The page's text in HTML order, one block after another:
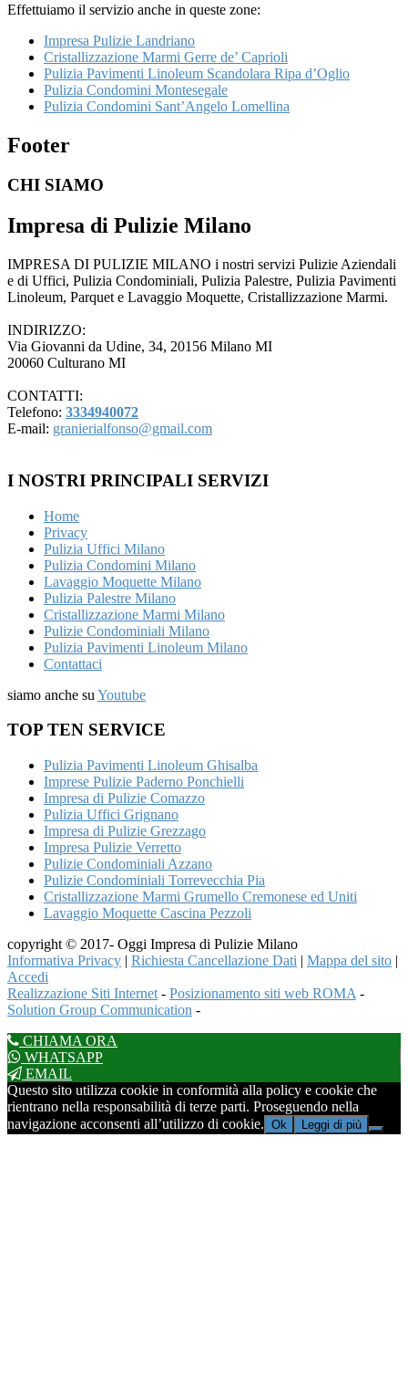
Effettuiamo il servizio anche in queste zone:
Impresa Pulizie Landriano
Cristallizzazione Marmi Gerre de’ Caprioli
Pulizia Pavimenti Linoleum Scandolara Ripa d’Oglio
Pulizia Condomini Montesegale
Pulizia Condomini Sant’Angelo Lomellina
Footer
CHI SIAMO
Impresa di Pulizie Milano
IMPRESA DI PULIZIE MILANO i nostri servizi Pulizie Aziendali
e di Uffici, Pulizia Condominiali, Pulizia Palestre, Pulizia Pavimenti
Linoleum, Parquet e Lavaggio Moquette, Cristallizzazione Marmi.
INDIRIZZO:
Via Giovanni da Udine, 34, 20156 Milano MI
20060 Culturano MI
CONTATTI:
Telefono: 3334940072
E-mail: granierialfonso@gmail.com
I NOSTRI PRINCIPALI SERVIZI
Home
Privacy
Pulizia Uffici Milano
Pulizia Condomini Milano
Lavaggio Moquette Milano
Pulizia Palestre Milano
Cristallizzazione Marmi Milano
Pulizie Condominiali Milano
Pulizia Pavimenti Linoleum Milano
Contattaci
siamo anche su Youtube
TOP TEN SERVICE
Pulizia Pavimenti Linoleum Ghisalba
Imprese Pulizie Paderno Ponchielli
Impresa di Pulizie Comazzo
Pulizia Uffici Grignano
Impresa di Pulizie Grezzago
Impresa Pulizie Verretto
Pulizie Condominiali Azzano
Pulizie Condominiali Torrevecchia Pia
Cristallizzazione Marmi Grumello Cremonese ed Uniti
Lavaggio Moquette Cascina Pezzoli
copyright © 2017- Oggi Impresa di Pulizie Milano
Informativa Privacy | Richiesta Cancellazione Dati | Mappa del sito |
Accedi
Realizzazione Siti Internet - Posizionamento siti web ROMA -
Solution Group Communication -
CHIAMA ORA
WHATSAPP
EMAIL
Questo sito utilizza cookie in conformità alla policy e cookie che
rientrano nella responsabilità di terze parti. Proseguendo nella
navigazione acconsenti all’utilizzo di cookie. Ok Leggi di più